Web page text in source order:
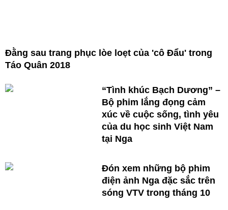
Đằng sau trang phục lòe loẹt của 'cô Đẩu' trong
Táo Quân 2018
“Tình khúc Bạch Dương” –
Bộ phim lắng đọng cảm
xúc về cuộc sống, tình yêu
của du học sinh Việt Nam
tại Nga
Đón xem những bộ phim
điện ảnh Nga đặc sắc trên
sóng VTV trong tháng 10